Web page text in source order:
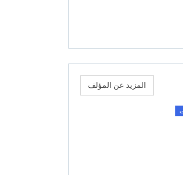
المزيد عن المؤلف